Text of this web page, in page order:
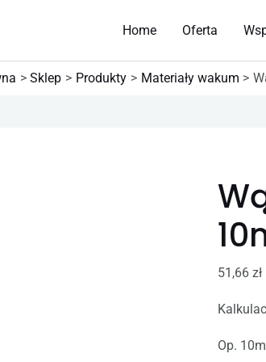
Home Oferta
Sklep Produkty Materiały wakum
51,66 zł
Op.
Airson
PE
10/